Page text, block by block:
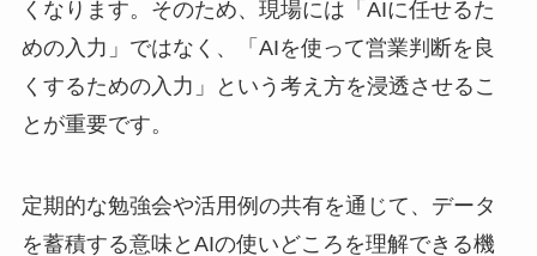
くなります。そのため、現場には「AIに任せるた
めの入力」ではなく、「AIを使って営業判断を良
くするための入力」という考え方を浸透させるこ
とが重要です。
定期的な勉強会や活用例の共有を通じて、データ
を蓄積する意味とAIの使いどころを理解できる機